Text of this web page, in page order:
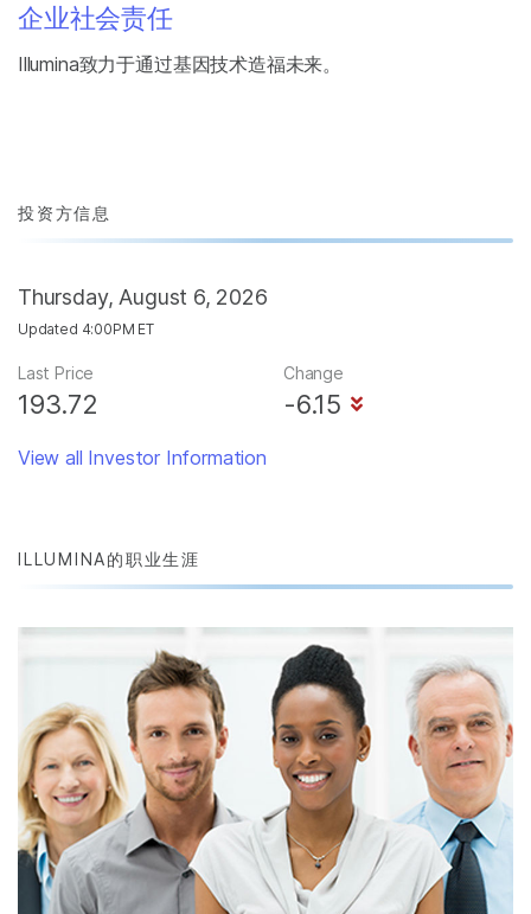
企业社会责任
Illumina致力于通过基因技术造福未来。
投资方信息
Thursday, August 6, 2026
Updated 4:00PM ET
Last Price
193.72
Change
-6.15
View all Investor Information
ILLUMINA的职业生涯